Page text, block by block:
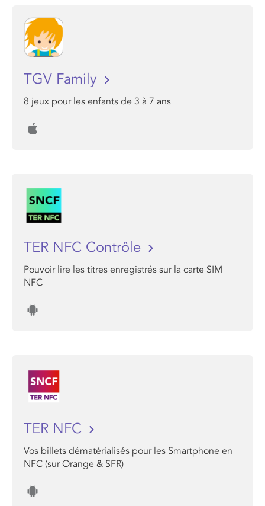
TGV Family
8 jeux pour les enfants de 3 à 7 ans
TER NFC Contrôle
Pouvoir lire les titres enregistrés sur la carte SIM
NFC
TER NFC
Vos billets dématérialisés pour les Smartphone en
NFC (sur Orange & SFR)